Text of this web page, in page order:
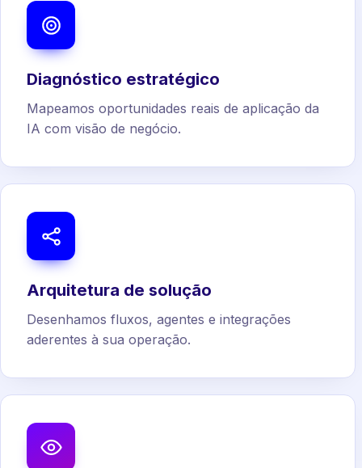
Diagnóstico estratégico
Mapeamos oportunidades reais de aplicação da
IA com visão de negócio.
Arquitetura de solução
Desenhamos fluxos, agentes e integrações
aderentes à sua operação.